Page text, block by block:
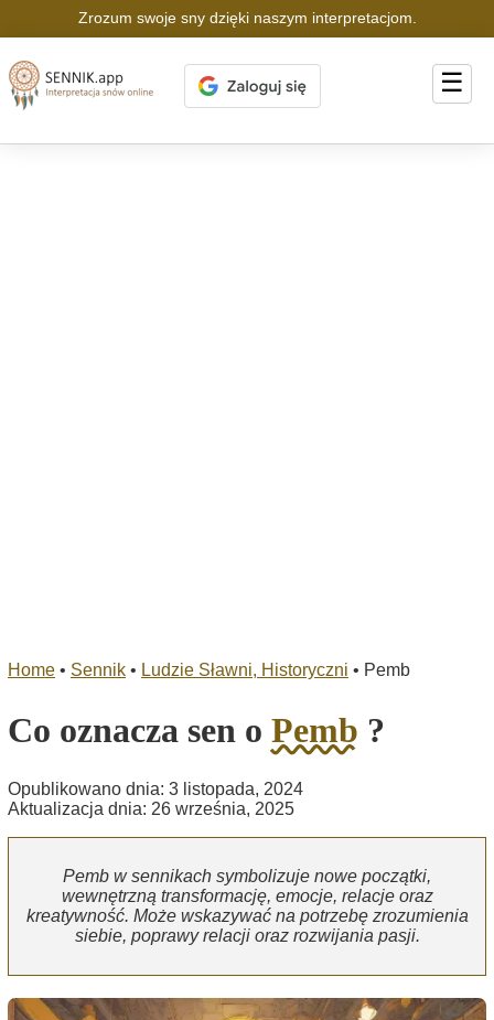
Zrozum swoje sny dzięki naszym interpretacjom.
☰
Home • Sennik • Ludzie Sławni, Historyczni • Pemb
Co oznacza sen o Pemb ?
Opublikowano dnia: 3 listopada, 2024
Aktualizacja dnia: 26 września, 2025
Pemb w sennikach symbolizuje nowe początki,
wewnętrzną transformację, emocje, relacje oraz
kreatywność. Może wskazywać na potrzebę zrozumienia
siebie, poprawy relacji oraz rozwijania pasji.